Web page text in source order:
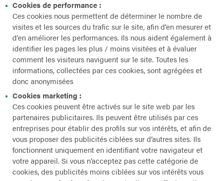
Cookies de performance :
Ces cookies nous permettent de déterminer le nombre de
visites et les sources du trafic sur le site, afin d’en mesurer et
d’en améliorer les performances. Ils nous aident également à
identifier les pages les plus / moins visitées et à évaluer
comment les visiteurs naviguent sur le site. Toutes les
informations, collectées par ces cookies, sont agrégées et
donc anonymisées
Cookies marketing :
Ces cookies peuvent être activés sur le site web par les
partenaires publicitaires. Ils peuvent être utilisés par ces
entreprises pour établir des profils sur vos intérêts, et afin de
vous proposer des publicités ciblées sur d’autres sites. Ils
fonctionnent uniquement en identifiant votre navigateur et
votre appareil. Si vous n’acceptez pas cette catégorie de
cookies, des publicités moins ciblées sur vos intérêts vous